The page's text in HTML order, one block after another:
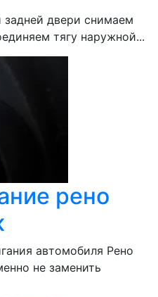
двери снимаем
тягу наружной...
рено
автомобиля Рено
не заменить